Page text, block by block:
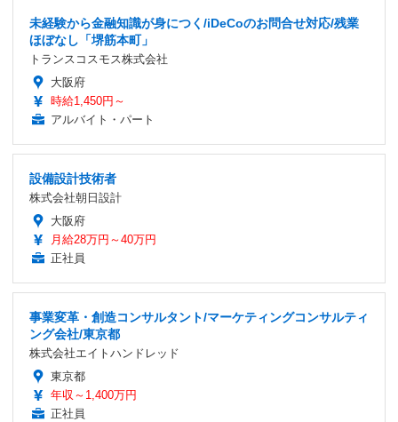
未経験から金融知識が身につく/iDeCoのお問合せ対応/残業
ほぼなし「堺筋本町」
トランスコスモス株式会社
大阪府
時給1,450円～
アルバイト・パート
設備設計技術者
株式会社朝日設計
大阪府
月給28万円～40万円
正社員
事業変革・創造コンサルタント/マーケティングコンサルティ
ング会社/東京都
株式会社エイトハンドレッド
東京都
年収～1,400万円
正社員